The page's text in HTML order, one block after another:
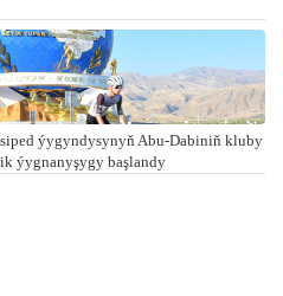
ýygyndysynyň Abu-Dabiniň kluby
ýygnanyşygy başlandy